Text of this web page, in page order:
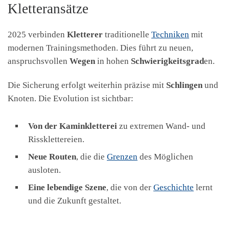
Kletteransätze
2025 verbinden Kletterer traditionelle Techniken mit
modernen Trainingsmethoden. Dies führt zu neuen,
anspruchsvollen Wegen in hohen Schwierigkeitsgraden.
Die Sicherung erfolgt weiterhin präzise mit Schlingen und
Knoten. Die Evolution ist sichtbar:
Von der Kaminkletterei zu extremen Wand- und
Rissklettereien.
Neue Routen, die die Grenzen des Möglichen
ausloten.
Eine lebendige Szene, die von der Geschichte lernt
und die Zukunft gestaltet.